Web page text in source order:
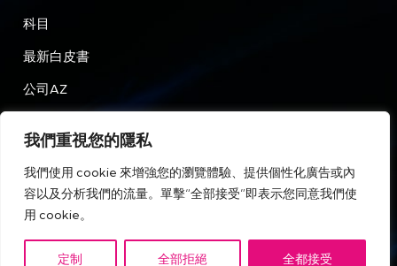
我們重視您的隱私
我們使用 cookie 來增強您的瀏覽體驗、提供個性化廣告或內
容以及分析我們的流量。單擊“全部接受”即表示您同意我們使
用 cookie。
定制 全部拒絕 全都接受
科目
最新白皮書
公司AZ
條款和條件